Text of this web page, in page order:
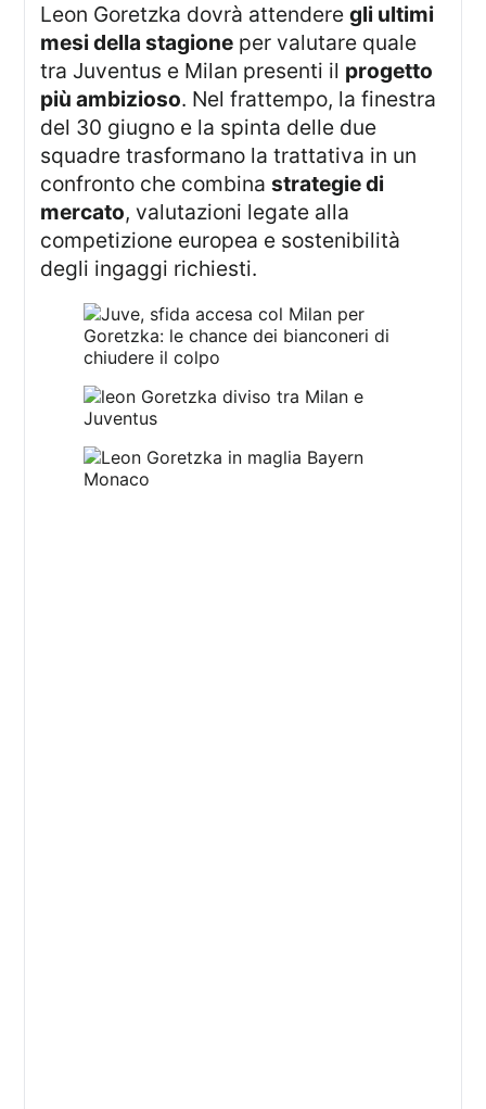
Leon Goretzka dovrà attenderegli ultimi
mesi della stagione per valutare quale
tra Juventus e Milan presenti il progetto
più ambizioso. Nel frattempo, la finestra
del 30 giugno e la spinta delle due
squadre trasformano la trattativa in un
confronto che combinastrategie di
mercato, valutazioni legate alla
competizione europea e sostenibilità
degli ingaggi richiesti.